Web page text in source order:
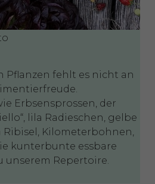
Pflanzen fehlt es nicht an
Erbsensprossen, der
lila Radieschen, gelbe
Ribisel, Kilometerbohnen,
kunterbunte essbare
unserem Repertoire.